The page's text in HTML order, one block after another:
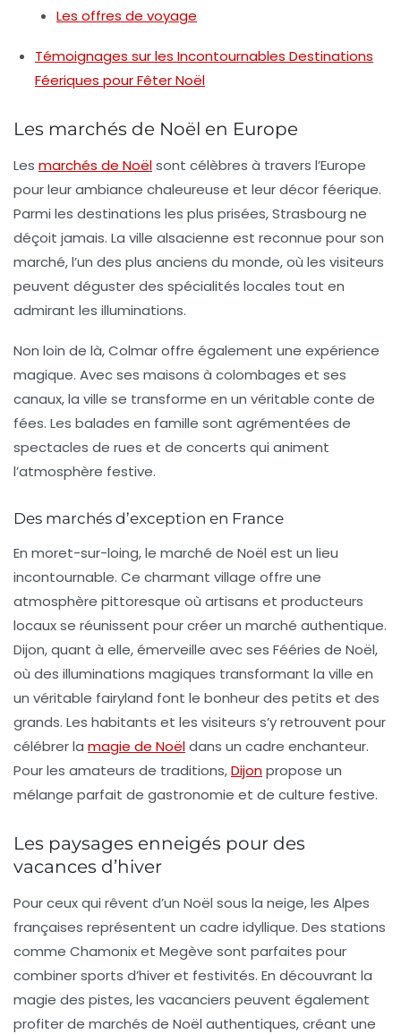
Les offres de voyage
Témoignages sur les Incontournables Destinations
Féeriques pour Fêter Noël
Les marchés de Noël en Europe
Les marchés de Noëlsont célèbres à travers l’Europe
pour leur ambiance chaleureuse et leur décor féerique.
Parmi les destinations les plus prisées,Strasbourg ne
déçoit jamais. La ville alsacienne est reconnue pour son
marché, l’un des plus anciens du monde, où les visiteurs
peuvent déguster des spécialités locales tout en
admirant les illuminations.
Non loin de là,Colmaroffre également une expérience
magique. Avec ses maisons à colombages et ses
canaux, la ville se transforme en un véritable conte de
fées. Les balades en famille sont agrémentées de
spectacles de rues et de concerts qui animent
l’atmosphère festive.
Des marchés d’exception en France
En moret-sur-loing, le marché de Noël est un lieu
incontournable. Ce charmant village offre une
atmosphère pittoresque où artisans et producteurs
locaux se réunissent pour créer un marché authentique.
Dijon, quant à elle, émerveille avec ses Fééries de Noël,
où des illuminations magiques transformant la ville en
un véritable fairyland font le bonheur des petits et des
grands. Les habitants et les visiteurs s’y retrouvent pour
célébrer la magie de Noëldans un cadre enchanteur.
Pour les amateurs de traditions,Dijonpropose un
mélange parfait de gastronomie et de culture festive.
Les paysages enneigés pour des
vacances d’hiver
Pour ceux qui rêvent d’un Noël sous la neige, les Alpes
françaises représentent un cadre idyllique. Des stations
comme Chamonix et Megève sont parfaites pour
combiner sports d’hiver et festivités. En découvrant la
magie des pistes, les vacanciers peuvent également
profiter de marchés de Noël authentiques, créant une